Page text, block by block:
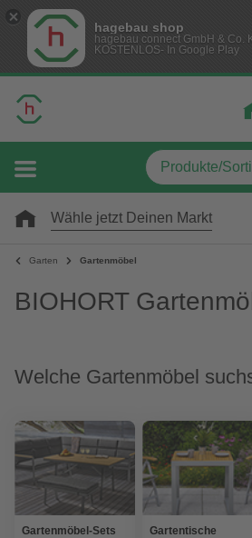
hagebau shop
hagebau connect GmbH & Co.
KOSTENLOS- In Google Play
Wähle jetzt Deinen Markt
Garten Gartenmöbel
BIOHORT
Welche Gartenmöbel
Gartenmöbel-Sets Gartentische